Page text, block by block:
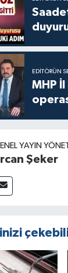
EDITÖRÜN
MHP
YAYIN
Şeker